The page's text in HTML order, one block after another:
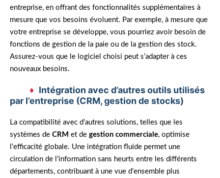
entreprise, en offrant des fonctionnalités supplémentaires à
mesure que vos besoins évoluent. Par exemple, à mesure que
votre entreprise se développe, vous pourriez avoir besoin de
fonctions de gestion de la paie ou de la gestion des stock.
Assurez-vous que le logiciel choisi peut s’adapter à ces
nouveaux besoins.
Intégration avec d’autres outils utilisés
par l’entreprise (CRM, gestion de stocks)
La compatibilité avec d’autres solutions, telles que les
systèmes de CRM et de gestion commerciale, optimise
l’efficacité globale. Une intégration fluide permet une
circulation de l’information sans heurts entre les différents
départements, contribuant à une vue d’ensemble plus